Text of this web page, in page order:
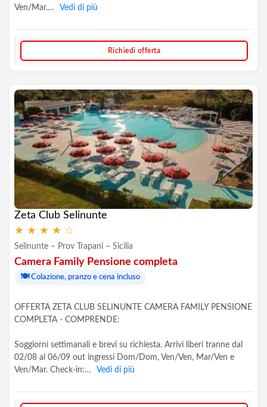
Ven/Mar.…
Vedi di più
Richiedi offerta
Zeta Club Selinunte
★ ★ ★ ★ ☆
Selinunte – Prov Trapani – Sicilia
Camera Family Pensione completa
🍽️ Colazione, pranzo e cena incluso
OFFERTA ZETA CLUB SELINUNTE CAMERA FAMILY PENSIONE
COMPLETA - COMPRENDE:
Soggiorni settimanali e brevi su richiesta. Arrivi liberi tranne dal
02/08 al 06/09 out ingressi Dom/Dom, Ven/Ven, Mar/Ven e
Ven/Mar. Check-in:…
Vedi di più